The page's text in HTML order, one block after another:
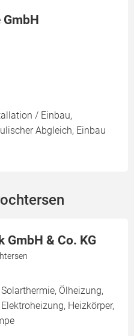
GmbH
/ Einbau,
Abgleich, Einbau
GmbH & Co. KG
Ölheizung,
Heizkörper,